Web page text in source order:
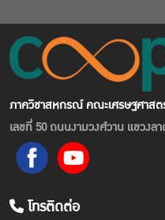
ภาควิชาสหกรณ์ คณะเศรษฐศาส
เลขที่ 50 ถนนงามวงศ์วาน แขวงล
โทรติดต่อ